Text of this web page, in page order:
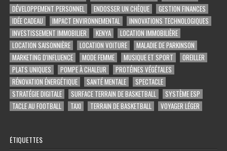
DÉVELOPPEMENT PERSONNEL
ENDOSSER UN CHÈQUE
GESTION FINANCES
IDÉE CADEAU
IMPACT ENVIRONNEMENTAL
INNOVATIONS TECHNOLOGIQUES
INVESTISSEMENT IMMOBILIER
KENYA
LOCATION IMMOBILIÈRE
LOCATION SAISONNIÈRE
LOCATION VOITURE
MALADIE DE PARKINSON
MARKETING D'INFLUENCE
MODE FEMME MUSIQUE ET SPORT
OREILLER
PLATS UNIQUES
POMPE À CHALEUR
PROTÉINES VÉGÉTALES
RÉNOVATION ÉNERGÉTIQUE
SANTÉ MENTALE
SPECTACLE
STRATÉGIE DIGITALE
SURFACE TERRAIN DE BASKETBALL
SYSTÈME ESP
TACLE AU FOOTBALL
TAXI TERRAIN DE BASKETBALL VOYAGER LÉGER
ÉTIQUETTES